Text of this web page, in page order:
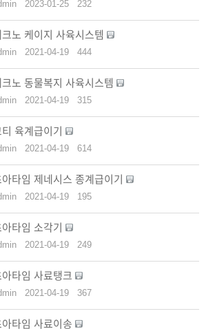
2023-01-25 232
크노 케이지 사육시스템
2021-04-19 444
크노 동물복지 사육시스템
2021-04-19 315
티 육계급이기
2021-04-19 614
아타임 제네시스 종계급이기
2021-04-19 195
아타임 소각기
2021-04-19 249
아타임 사료탱크
2021-04-19 367
아타임 사료이송